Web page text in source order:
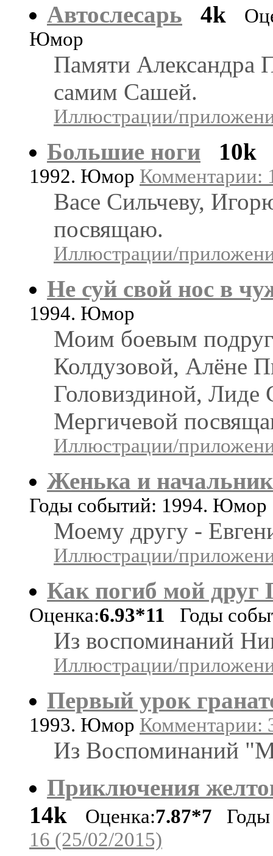
Автослесарь 4k
Юмор
Памяти Александра
самим Сашей.
Иллюстрации/
Большие ноги 10k
1992. Юмор Комментарии:
Васе Сильчеву,
посвящаю.
Иллюстрации/
Не суй свой нос в
1994. Юмор
Моим боевым
Колдузовой, Алёне
Головиздиной, Лиде
Мергичевой
Иллюстрации/
Женька и
Годы событий: 1994. Юмор
Моему другу -
Иллюстрации/
Как погиб мой друг
Оценка:6.93*11 Годы
Из воспоминаний
Иллюстрации/
Первый урок
1993. Юмор Комментарии:
Из Воспоминаний
Приключения
14k
Оценка:7.87*7
16 (25/02/2015)